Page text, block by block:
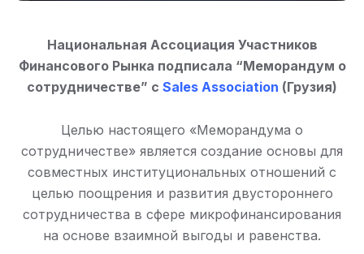
Национальная Ассоциация Участников
Финансового Рынка подписала “Меморандум о
сотрудничестве” с Sales Association (Грузия)
Целью настоящего «Меморандума о
сотрудничестве» является создание основы для
совместных институциональных отношений с
целью поощрения и развития двустороннего
сотрудничества в сфере микрофинансирования
на основе взаимной выгоды и равенства.